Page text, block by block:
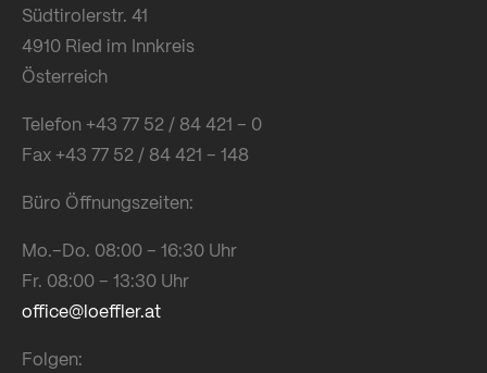
Südtirolerstr. 41
4910 Ried im Innkreis
Österreich
Telefon +43 77 52 / 84 421 – 0
Fax +43 77 52 / 84 421 – 148
Büro Öffnungszeiten:
Mo.–Do. 08:00 – 16:30 Uhr
Fr. 08:00 – 13:30 Uhr
office@loeffler.at
Folgen: